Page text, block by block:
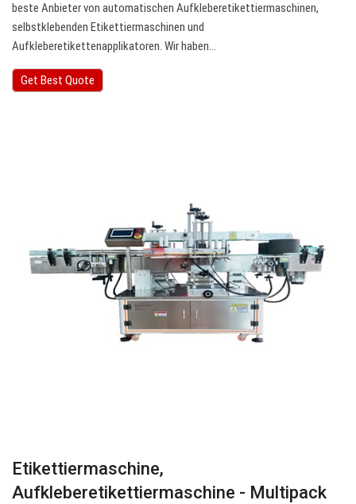
beste Anbieter von automatischen Aufkleberetikettiermaschinen,
selbstklebenden Etikettiermaschinen und
Aufkleberetikettenapplikatoren. Wir haben…
Get Best Quote
Etikettiermaschine,
Aufkleberetikettiermaschine - Multipack